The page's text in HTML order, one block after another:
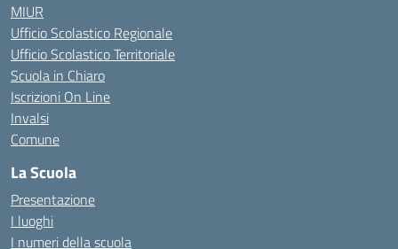
MIUR
Ufficio Scolastico Regionale
Ufficio Scolastico Territoriale
Scuola in Chiaro
Iscrizioni On Line
Invalsi
Comune
La Scuola
Presentazione
I luoghi
I numeri della scuola